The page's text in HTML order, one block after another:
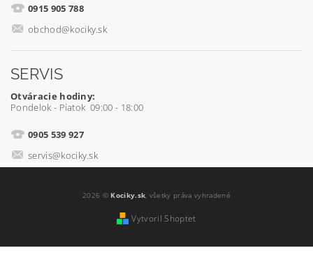
0915 905 788
obchod@kociky.sk
SERVIS
Otváracie hodiny:
Pondelok - Piatok 09:00 - 18:00
0905 539 927
servis@kociky.sk
2026 © Kociky.sk, všetky práva vyhradené
Vytvoril Shoptet